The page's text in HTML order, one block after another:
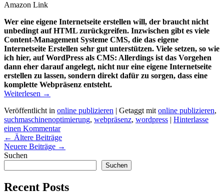
Amazon Link
Wer eine eigene Internetseite erstellen will, der braucht nicht
unbedingt auf HTML zurückgreifen. Inzwischen gibt es viele
Content-Management Systeme CMS, die das eigene
Internetseite Erstellen sehr gut unterstützen. Viele setzen, so wie
ich hier, auf WordPress als CMS: Allerdings ist das Vorgehen
dann eher darauf angelegt, nicht nur eine eigene Internetseite
erstellen zu lassen, sondern direkt dafür zu sorgen, dass eine
komplette Webpräsenz entsteht.
Weiterlesen →
Veröffentlicht in online publizieren | Getaggt mit online publizieren,
suchmaschinenoptimierung, webpräsenz, wordpress | Hinterlasse
einen Kommentar
Beitragsnavigation
← Ältere Beiträge
Neuere Beiträge →
Suchen
Suchen
Recent Posts